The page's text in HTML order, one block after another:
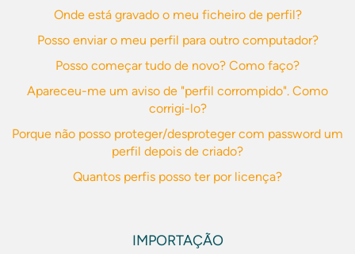
Onde está gravado o meu ficheiro de perfil?
Posso enviar o meu perfil para outro computador?
Posso começar tudo de novo? Como faço?
Apareceu-me um aviso de "perfil corrompido". Como
corrigi-lo?
Porque não posso proteger/desproteger com password um
perfil depois de criado?
Quantos perfis posso ter por licença?
IMPORTAÇÃO